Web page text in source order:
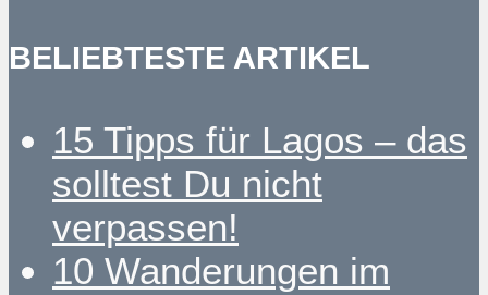
BELIEBTESTE ARTIKEL
15 Tipps für Lagos – das
solltest Du nicht
verpassen!
10 Wanderungen im